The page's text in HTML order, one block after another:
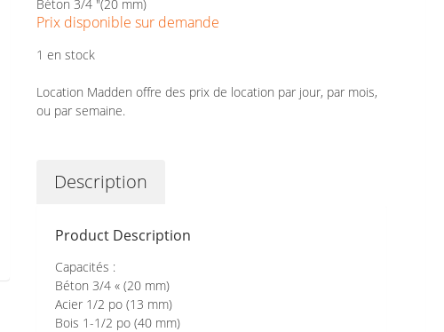
Béton 3/4 "(20 mm)
Prix disponible sur demande
1 en stock
Location Madden offre des prix de location par jour, par mois,
ou par semaine.
Description
Product Description
Capacités :
Béton 3/4 « (20 mm)
Acier 1/2 po (13 mm)
Bois 1-1/2 po (40 mm)